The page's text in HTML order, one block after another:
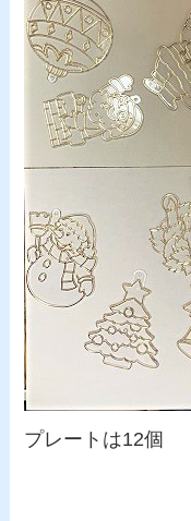
プレートは12個